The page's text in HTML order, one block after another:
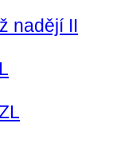
nadějí II